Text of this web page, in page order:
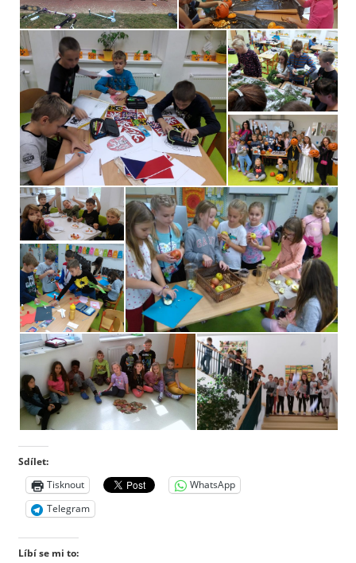
Sdílet:
Tisknout
WhatsApp
Telegram
Líbí se mi to: